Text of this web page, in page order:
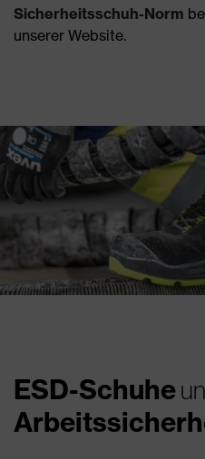
Sicherheitsschuh-Norm
unserer Website.
ESD-Schuhe